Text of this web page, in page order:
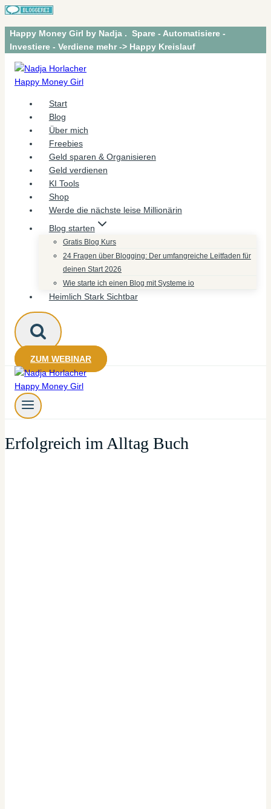
Zum
Inhalt
Happy Money Girl by Nadja . Spare - Automatisiere -
Investiere - Verdiene mehr -> Happy Kreislauf
Start
Blog
Über mich
Freebies
Geld sparen & Organisieren
Geld verdienen
KI Tools
Shop
Werde die nächste leise Millionärin
Blog starten
Gratis Blog Kurs
24 Fragen über Blogging: Der umfangreiche Leitfaden für
deinen Start 2026
Wie starte ich einen Blog mit Systeme io
Heimlich Stark Sichtbar
ZUM WEBINAR
Erfolgreich im Alltag Buch